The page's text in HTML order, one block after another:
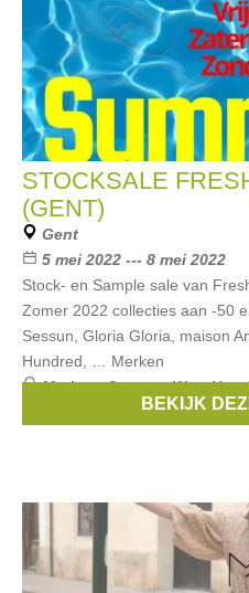
STOCKSALE
(GENT)
Gent
5 mei 2022 --- 8 mei 2022
Stock- en Sample sale van
Zomer 2022 collecties aan -50
Sessun, Gloria Gloria, maison
Hundred, … Merken
Merken:Sessun,Won
Neuw denim, ...
BEKIJK